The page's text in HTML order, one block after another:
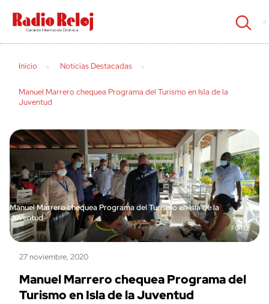
cerrar
Inicio Noticias Destacadas
Manuel Marrero chequea Programa del Turismo en Isla de la
Juventud
Manuel Marrero chequea Programa del Turismo en Isla de la
Juventud
27 noviembre, 2020
Manuel Marrero chequea Programa del
Turismo en Isla de la Juventud